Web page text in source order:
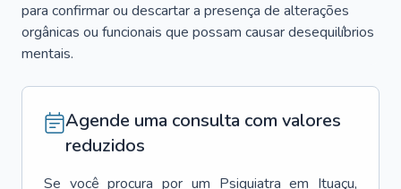
para confirmar ou descartar a presença de alterações
orgânicas ou funcionais que possam causar desequilíbrios
mentais.
Agende uma consulta com valores
reduzidos
Se você procura por um Psiquiatra em Ituaçu,